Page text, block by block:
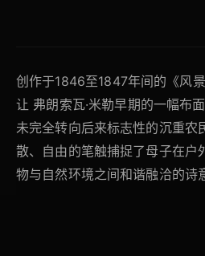
创作于1846至1847年间的《风
让 弗朗索瓦·米勒早期的一幅布
未完全转向后来标志性的沉重农
散、自由的笔触捕捉了母子在户
物与自然环境之间和谐融洽的诗